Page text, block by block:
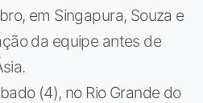
em Singapura, Souza e
da equipe antes de
(4), no Rio Grande do